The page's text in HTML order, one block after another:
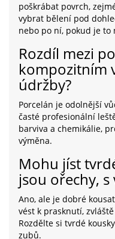
poškrábat povrch,
vybrat bělení pod
nebo po ní, pokud je to
Rozdíl mezi
kompozitním
údržby?
Porcelán je odolnější
časté profesionální
barviva a chemikálie,
výměna.
Mohu jíst
jsou ořechy, s
Ano, ale je dobré
vést k prasknutí,
Rozdělte si tvrdé
zubů.